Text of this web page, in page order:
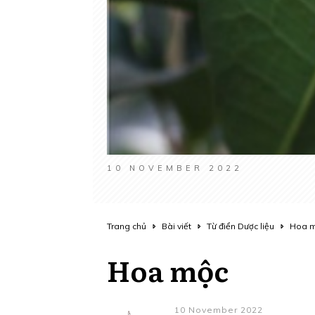
10 NOVEMBER 2022
Trang chủ Bài viết Từ điển Dược liệu Hoa
Hoa mộc
10 November 2022